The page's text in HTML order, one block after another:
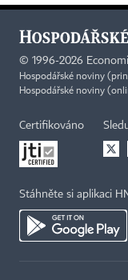
© 1996-2026
Hospodářské noviny
Hospodářské noviny
Certifikováno
Stáhněte si aplikaci